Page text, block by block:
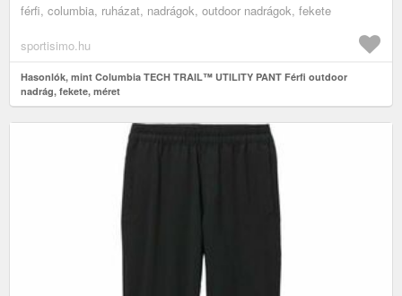
férfi, columbia, ruházat, nadrágok, outdoor nadrágok, fekete
sportisimo.hu
Hasonlók, mint Columbia TECH TRAIL™ UTILITY PANT Férfi outdoor
nadrág, fekete, méret